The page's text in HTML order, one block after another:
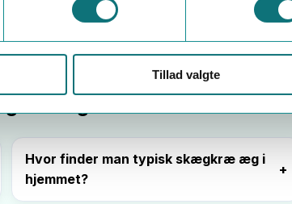
Tillad valgte
du er i tvivl
du læselimfælder til skægkræogskægkræ
æg
Hvor finder man typisk skægkræ æg i
hjemmet?